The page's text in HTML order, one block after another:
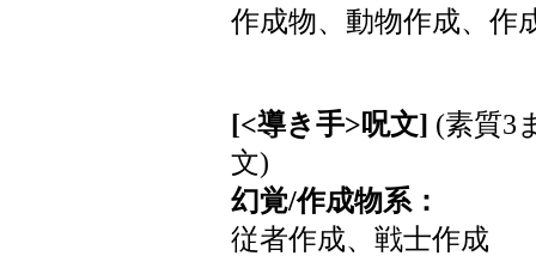
作成物、動物作成、作
[<導き手>呪文] (素質3
文)
幻覚/作成物系：
従者作成、戦士作成